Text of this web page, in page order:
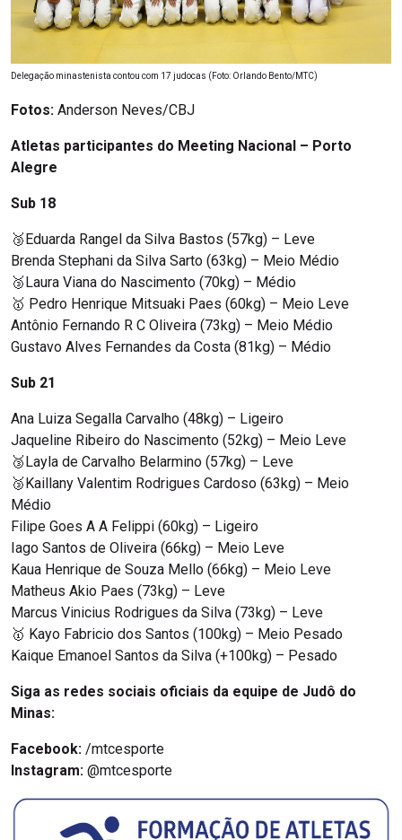
Delegação minastenista contou com 17 judocas (Foto: Orlando Bento/MTC)
Fotos: Anderson Neves/CBJ
Atletas participantes do Meeting Nacional – Porto
Alegre
Sub 18
🥉Eduarda Rangel da Silva Bastos (57kg) – Leve
Brenda Stephani da Silva Sarto (63kg) – Meio Médio
🥉Laura Viana do Nascimento (70kg) – Médio
🥇 Pedro Henrique Mitsuaki Paes (60kg) – Meio Leve
Antônio Fernando R C Oliveira (73kg) – Meio Médio
Gustavo Alves Fernandes da Costa (81kg) – Médio
Sub 21
Ana Luiza Segalla Carvalho (48kg) – Ligeiro
Jaqueline Ribeiro do Nascimento (52kg) – Meio Leve
🥉Layla de Carvalho Belarmino (57kg) – Leve
🥉Kaillany Valentim Rodrigues Cardoso (63kg) – Meio
Médio
Filipe Goes A A Felippi (60kg) – Ligeiro
Iago Santos de Oliveira (66kg) – Meio Leve
Kaua Henrique de Souza Mello (66kg) – Meio Leve
Matheus Akio Paes (73kg) – Leve
Marcus Vinicius Rodrigues da Silva (73kg) – Leve
🥇 Kayo Fabricio dos Santos (100kg) – Meio Pesado
Kaique Emanoel Santos da Silva (+100kg) – Pesado
Siga as redes sociais oficiais da equipe de Judô do
Minas:
Facebook: /mtcesporte
Instagram: @mtcesporte